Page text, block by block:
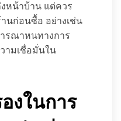
หน้าบ้าน แต่ควร
นก่อนซื้อ อย่างเช่น
รณาหนทางการ
ามเชื่อมั่นใน
งในการ